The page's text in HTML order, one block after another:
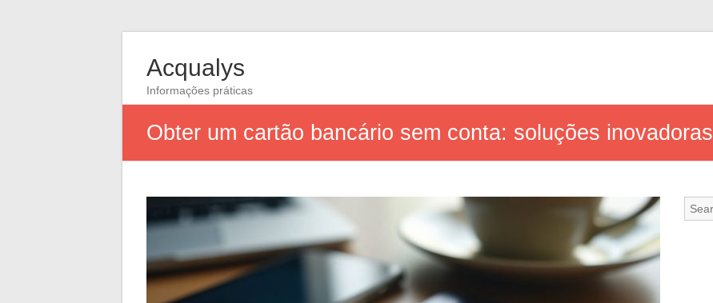
Acqualys
Informações práticas
Obter um cartão bancário sem conta: soluções inovadoras